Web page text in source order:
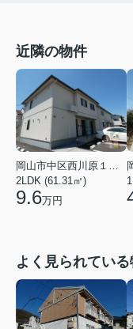
近隣の物件
岡山市中区西川原１丁目
2LDK (61.31㎡)
9.6万円
よく見られてい